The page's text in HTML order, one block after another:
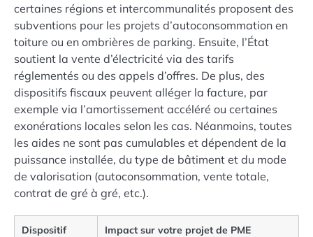
certaines régions et intercommunalités proposent des
subventions pour les projets d’autoconsommation en
toiture ou en ombrières de parking. Ensuite, l’État
soutient la vente d’électricité via des tarifs
réglementés ou des appels d’offres. De plus, des
dispositifs fiscaux peuvent alléger la facture, par
exemple via l’amortissement accéléré ou certaines
exonérations locales selon les cas. Néanmoins, toutes
les aides ne sont pas cumulables et dépendent de la
puissance installée, du type de bâtiment et du mode
de valorisation (autoconsommation, vente totale,
contrat de gré à gré, etc.).
Dispositif Impact sur votre projet de PME